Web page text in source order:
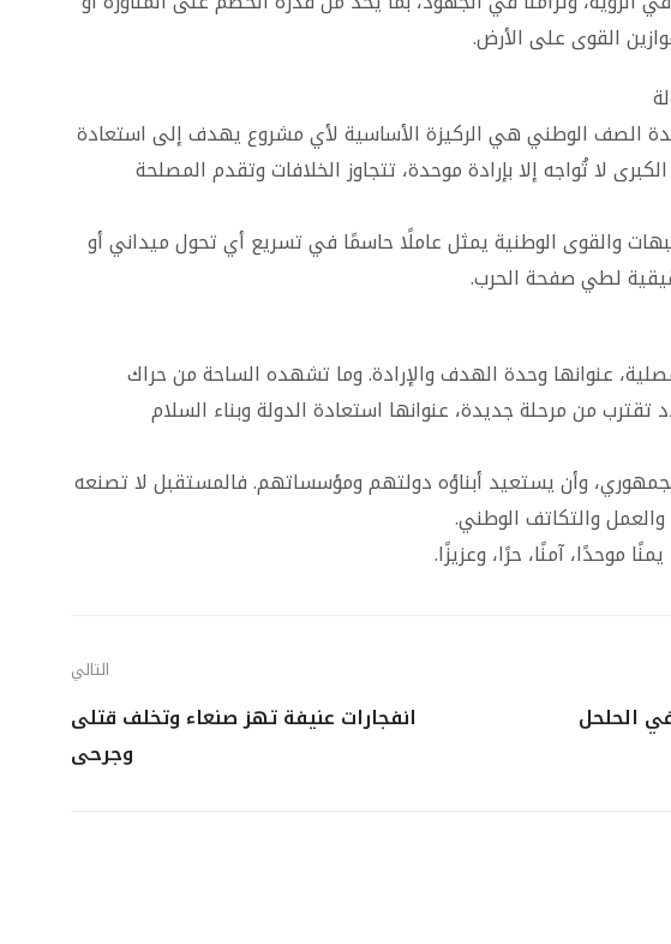
القوى على الأرض.
الصف الوطني هي الركيزة الأساسية لأي مشروع يهدف إلى استعادة
لا تُواجه إلا بإرادة موحدة، تتجاوز الخلافات وتقدم المصلحة
والقوى الوطنية يمثل عاملًا حاسمًا في تسريع أي تحول ميداني أو
لطي صفحة الحرب.
عنوانها وحدة الهدف والإرادة. وما تشهده الساحة من حراك
تقترب من مرحلة جديدة، عنوانها استعادة الدولة وبناء السلام
وأن يستعيد أبناؤه دولتهم ومؤسساتهم. فالمستقبل لا تصنعه
والعمل والتكاتف الوطني.
موحدًا، آمنًا، حرًا، وعزيزًا.
الحلحل
التالي
انفجارات عنيفة تهز صنعاء وتخلف قتلى
وجرحى